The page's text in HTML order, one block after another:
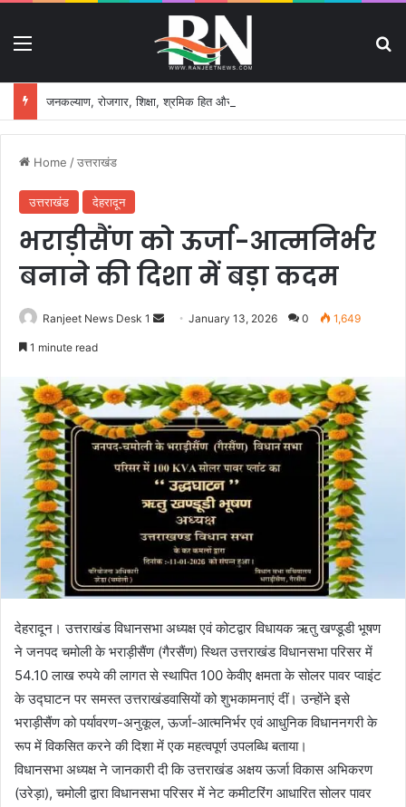
Home /उत्तराखंड
उत्तराखंड देहरादून
भराड़ीसैंण को ऊर्जा-आत्मनिर्भर
बनाने की दिशा में बड़ा कदम
Ranjeet News Desk 1
d
a
n
e
m
a
i
l
January 13, 2026 0 1,649
1 minute read
देहरादून। उत्तराखंड विधानसभा अध्यक्ष एवं कोटद्वार विधायक ऋतु खण्डूडी भूषण
ने जनपद चमोली के भराड़ीसैंण (गैरसैंण) स्थित उत्तराखंड विधानसभा परिसर में
54.10 लाख रुपये की लागत से स्थापित 100 केवीए क्षमता के सोलर पावर प्वाइंट
के उद्घाटन पर समस्त उत्तराखंडवासियों को शुभकामनाएं दीं। उन्होंने इसे
भराड़ीसैंण को पर्यावरण-अनुकूल, ऊर्जा-आत्मनिर्भर एवं आधुनिक विधाननगरी के
रूप में विकसित करने की दिशा में एक महत्वपूर्ण उपलब्धि बताया।
विधानसभा अध्यक्ष ने जानकारी दी कि उत्तराखंड अक्षय ऊर्जा विकास अभिकरण
(उरेड़ा), चमोली द्वारा विधानसभा परिसर में नेट कमीटरिंग आधारित सोलर पावर